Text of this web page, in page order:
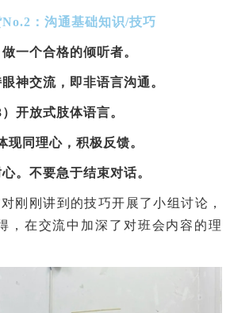
：沟通基础知识/技巧
做一个合格的倾听者。
眼神交流，即非语言沟通。
）开放式肢体语言。
现同理心，积极反馈。
心。不要急于结束对话。
刚刚讲到的技巧开展了小组讨论，
，在交流中加深了对班会内容的理